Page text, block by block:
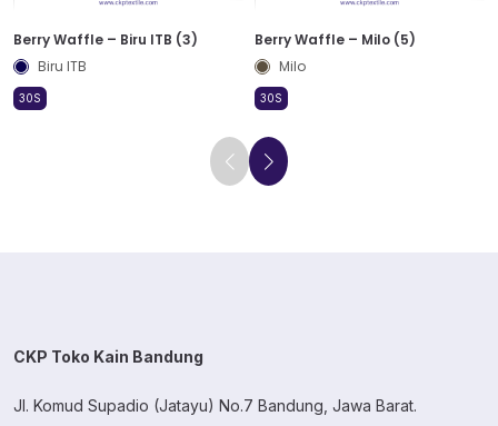
Berry Waffle – Biru ITB (3)
Biru ITB
30S
Berry Waffle – Milo (5)
Milo
30S
CKP Toko Kain Bandung
Jl. Komud Supadio (Jatayu) No.7 Bandung, Jawa Barat.